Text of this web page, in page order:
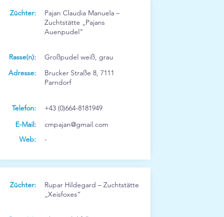
Züchter:
Pajan Claudia Manuela –
Zuchtstätte „Pajans
Auenpudel“
Rasse(n):
Adresse:
Großpudel weiß, grau
Brucker Straße 8, 7111
Parndorf
Telefon:
+43 (0)664-8181949
E-Mail:
Web:
cmpajan@gmail.com
-
Züchter:
Rupar Hildegard – Zuchtstätte
„Xeisfoxes“